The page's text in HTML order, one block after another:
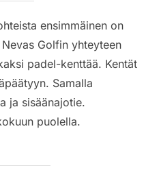
ensimmäinen on
Golfin yhteyteen
padel-kenttää. Kentät
Samalla
ja sisäänajotie.
puolella.